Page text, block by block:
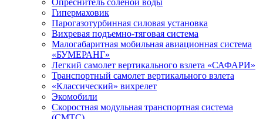
Опреснитель соленой воды
Гипермаховик
Парогазотурбинная силовая установка
Вихревая подъемно-тяговая система
Малогабаритная мобильная авиационная система
«БУМЕРАНГ»
Легкий самолет вертикального взлета «САФАРИ»
Транспортный самолет вертикального взлета
«Классический» вихрелет
Экомобили
Скоростная модульная транспортная система